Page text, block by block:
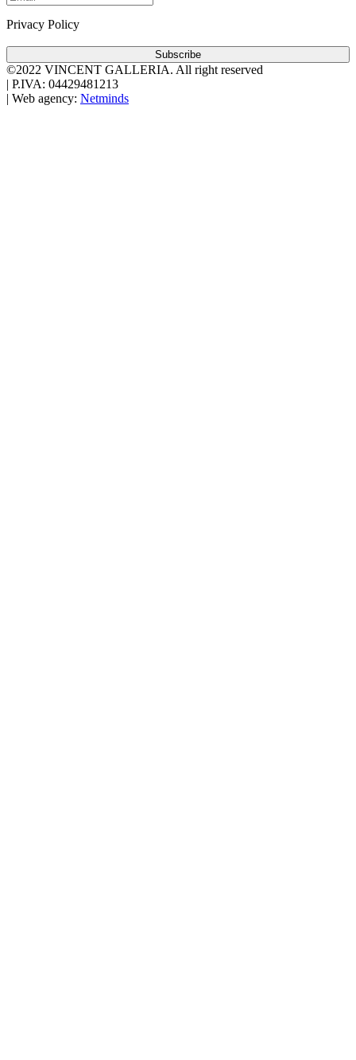
Privacy Policy
Subscribe
©2022 VINCENT GALLERIA. All right reserved
| P.IVA: 04429481213
| Web agency: Netminds